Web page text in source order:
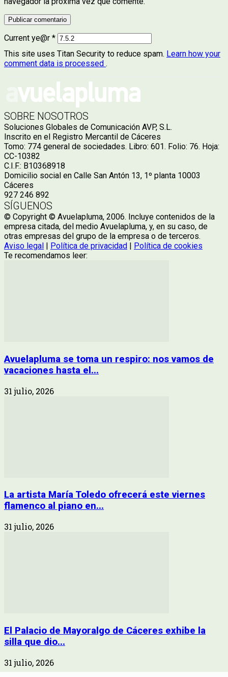
Current ye@r *
This site uses Titan Security to reduce spam. Learn how your
comment data is processed .
SOBRE NOSOTROS
Soluciones Globales de Comunicación AVP, S.L.
Inscrito en el Registro Mercantil de Cáceres
Tomo: 774 general de sociedades. Libro: 601. Folio: 76. Hoja:
CC-10382
C.I.F.: B10368918
Domicilio social en Calle San Antón 13, 1º planta 10003
Cáceres
927 246 892
SÍGUENOS
© Copyright © Avuelapluma, 2006. Incluye contenidos de la
empresa citada, del medio Avuelapluma, y, en su caso, de
otras empresas del grupo de la empresa o de terceros.
Aviso legal
Política de privacidad
Política de cookies
Te recomendamos leer:
Avuelapluma se toma un respiro: nos vamos de
vacaciones hasta el...
31 julio, 2026
La artista María Toledo ofrecerá este viernes
flamenco al piano en...
31 julio, 2026
El Palacio de Mayoralgo de Cáceres exhibe la
silla que dio...
31 julio, 2026